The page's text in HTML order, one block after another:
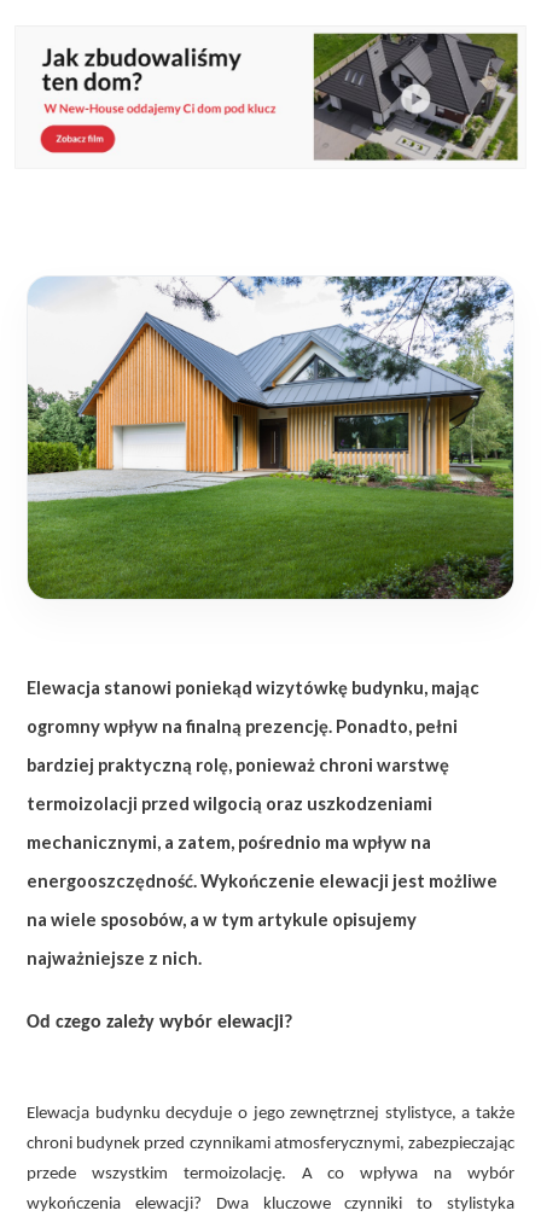
Elewacja stanowi poniekąd wizytówkę budynku, mając
ogromny wpływ na finalną prezencję. Ponadto, pełni
bardziej praktyczną rolę, ponieważ chroni warstwę
termoizolacji przed wilgocią oraz uszkodzeniami
mechanicznymi, a zatem, pośrednio ma wpływ na
energooszczędność. Wykończenie elewacji jest możliwe
na wiele sposobów, a w tym artykule opisujemy
najważniejsze z nich.
Od czego zależy wybór elewacji?
Elewacja budynku decyduje o jego zewnętrznej stylistyce, a także
chroni budynek przed czynnikami atmosferycznymi, zabezpieczając
przede wszystkim termoizolację. A co wpływa na wybór
wykończenia elewacji? Dwa kluczowe czynniki to stylistyka